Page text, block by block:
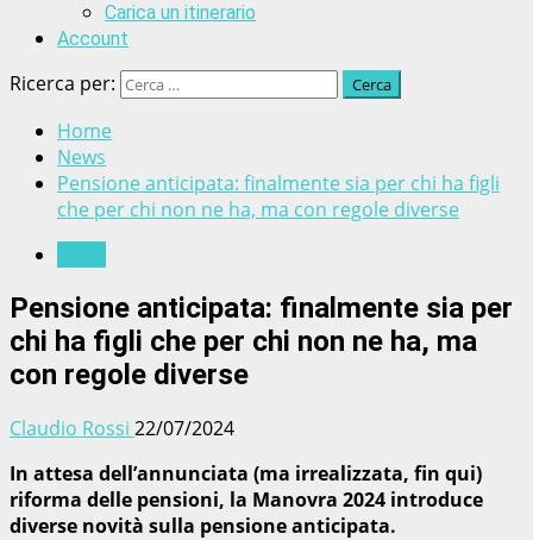
Carica un itinerario
Account
Ricerca per:
Home
News
Pensione anticipata: finalmente sia per chi ha figli
che per chi non ne ha, ma con regole diverse
Pensione anticipata: finalmente sia per
chi ha figli che per chi non ne ha, ma
con regole diverse
Claudio Rossi 22/07/2024
In attesa dell’annunciata (ma irrealizzata, fin qui)
riforma delle pensioni, la Manovra 2024 introduce
diverse novità sulla pensione anticipata.